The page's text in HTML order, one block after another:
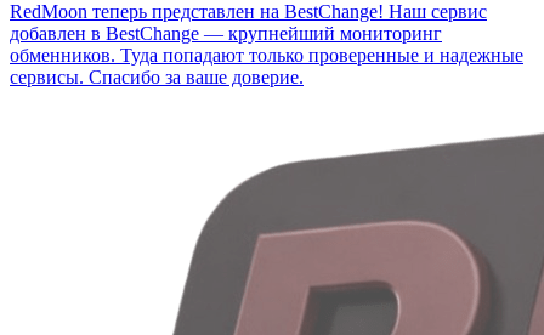
RedMoon теперь представлен на BestChange! Наш сервис
добавлен в BestChange — крупнейший мониторинг
обменников. Туда попадают только проверенные и надежные
сервисы. Спасибо за ваше доверие.